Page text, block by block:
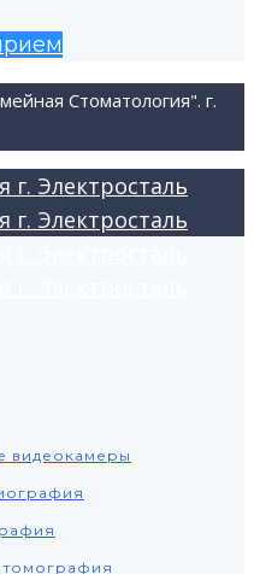
Стоматология". г.
видеокамеры